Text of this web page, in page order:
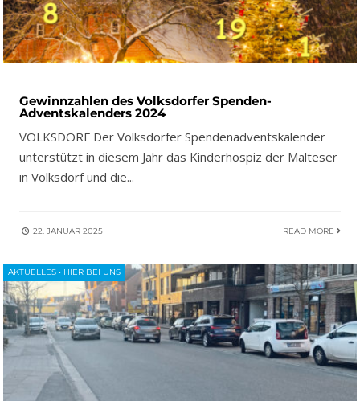
Gewinnzahlen des Volksdorfer Spenden-
Adventskalenders 2024
VOLKSDORF Der Volksdorfer Spendenadventskalender
unterstützt in diesem Jahr das Kinderhospiz der Malteser
in Volksdorf und die...
22. JANUAR 2025 READ MORE
AKTUELLES • HIER BEI UNS